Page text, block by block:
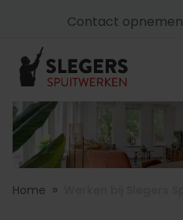
Contact opnemen
Home »